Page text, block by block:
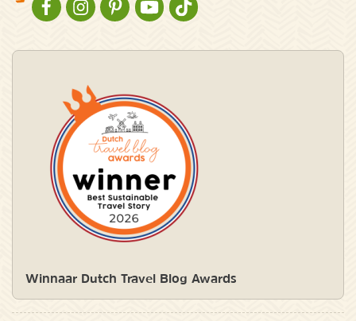
NATURESCANNER OP FACEBOOK
NATURESCANNER OP INSTAGRAM
NATURESCANNER OP PINTEREST
NATURESCANNER OP YOUTUBE
NATURESCANNER OP TIKTOK
Winnaar Dutch Travel Blog Awards